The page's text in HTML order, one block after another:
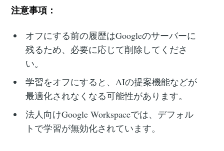
注意事項：
オフにする前の履歴はGoogleのサーバーに
残るため、必要に応じて削除してくださ
い。
学習をオフにすると、AIの提案機能などが
最適化されなくなる可能性があります。
法人向けGoogle Workspaceでは、デフォル
トで学習が無効化されています。